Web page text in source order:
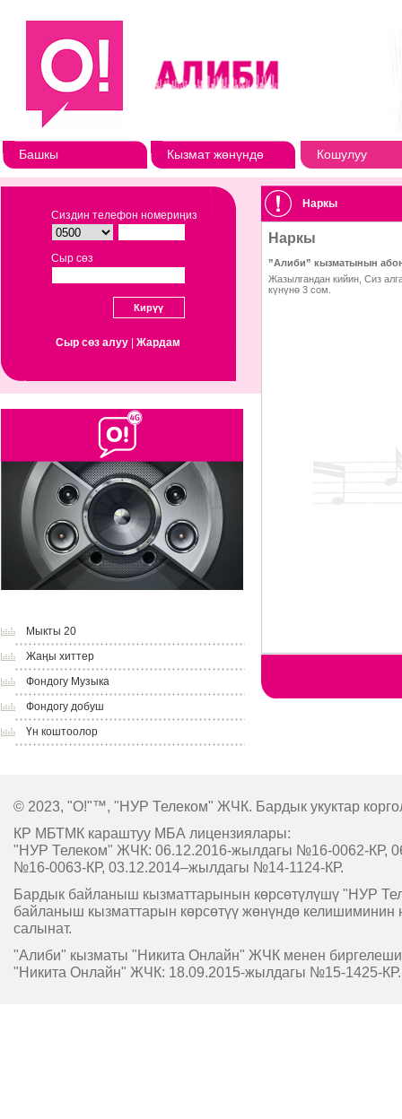
Башкы Кызмат жөнүндө Кошулуу
Сиздин телефон номериңиз
Сыр сөз
Сыр сөз алуу Жардам
Мыкты 20
Жаңы хиттер
Фондогу Музыка
Фондогу добуш
Үн коштоолор
Наркы
© 2023, "O!"™, "НУР Телеком" ЖЧК. Бардык укуктар
КР МБТМК караштуу МБА лицензиялары:
"НУР Телеком" ЖЧК: 06.12.2016-жылдагы №16-0062-КР,
№16-0063-КР, 03.12.2014–жылдагы №14-1124-КР.
Бардык байланыш кызматтарынын көрсөтүлүшү "НУР
байланыш кызматтарын көрсөтүү жөнүндө келишиминин
салынат.
"Алиби" кызматы "Никита Онлайн" ЖЧК менен
"Никита Онлайн" ЖЧК: 18.09.2015-жылдагы №15-1425-КР.